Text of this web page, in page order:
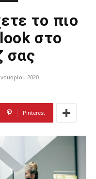
το πιο
στο
σας
2020
Pinterest